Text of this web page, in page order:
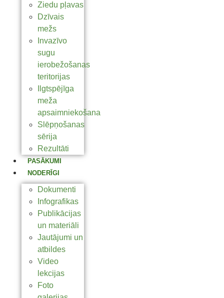
Ziedu pļavas
Dzīvais
mežs
Invazīvo
sugu
ierobežošanas
teritorijas
Ilgtspējīga
meža
apsaimniekošana
Slēpņošanas
sērija
Rezultāti
PASĀKUMI
NODERĪGI
Dokumenti
Infografikas
Publikācijas
un materiāli
Jautājumi un
atbildes
Video
lekcijas
Foto